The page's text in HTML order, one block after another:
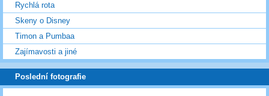
Rychlá rota
Skeny o Disney
Timon a Pumbaa
Zajímavosti a jiné
Poslední fotografie